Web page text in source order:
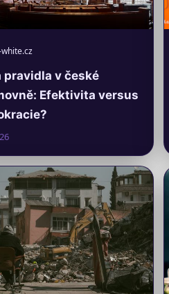
pravidla v české
Efektivita versus